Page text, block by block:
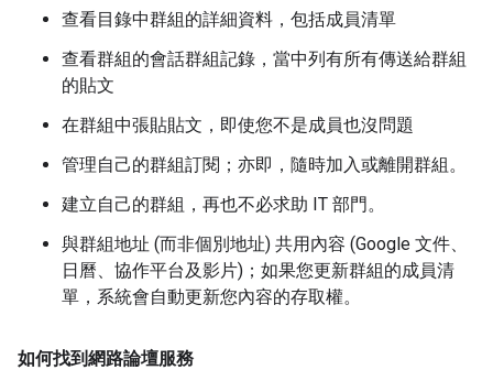
查看目錄中群組的詳細資料，包括成員清單
查看群組的會話群組記錄，當中列有所有傳送給群組
的貼文
在群組中張貼貼文，即使您不是成員也沒問題
管理自己的群組訂閱；亦即，隨時加入或離開群組。
建立自己的群組，再也不必求助 IT 部門。
與群組地址 (而非個別地址) 共用內容 (Google 文件、
日曆、協作平台及影片)；如果您更新群組的成員清
單，系統會自動更新您內容的存取權。
如何找到網路論壇服務